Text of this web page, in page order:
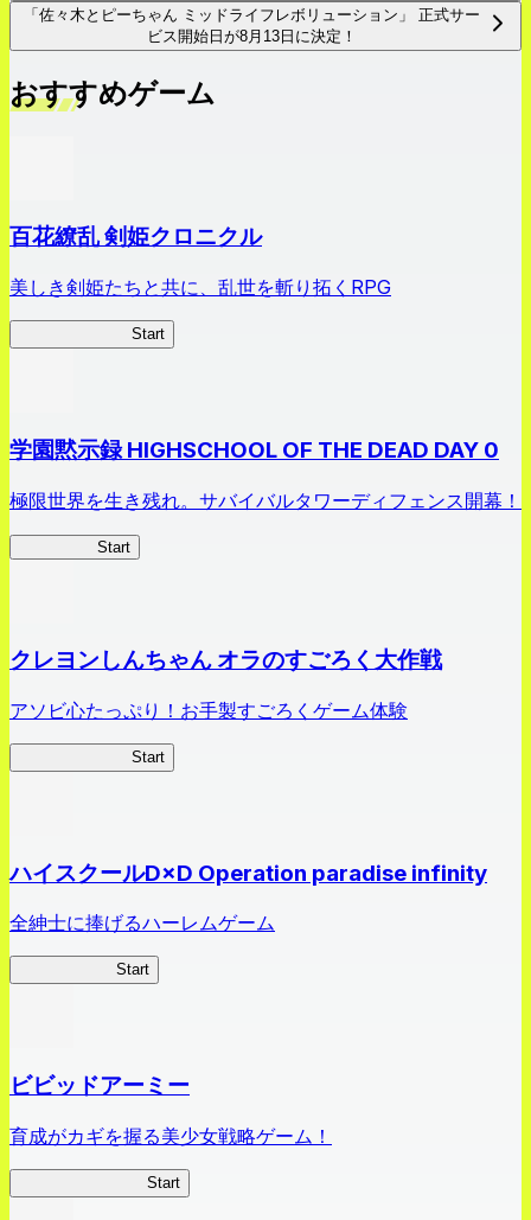
「佐々木とピーちゃん ミッドライフレボリューション」 正式サー
ビス開始日が8月13日に決定！
おすすめゲーム
百花繚乱 剣姫クロニクル
美しき剣姫たちと共に、乱世を斬り拓くRPG
Start
学園黙示録 HIGHSCHOOL OF THE DEAD DAY 0
極限世界を生き残れ。サバイバルタワーディフェンス開幕！
Start
クレヨンしんちゃん オラのすごろく大作戦
アソビ心たっぷり！お手製すごろくゲーム体験
Start
ハイスクールD×D Operation paradise infinity
全紳士に捧げるハーレムゲーム
Start
ビビッドアーミー
育成がカギを握る美少女戦略ゲーム！
Start